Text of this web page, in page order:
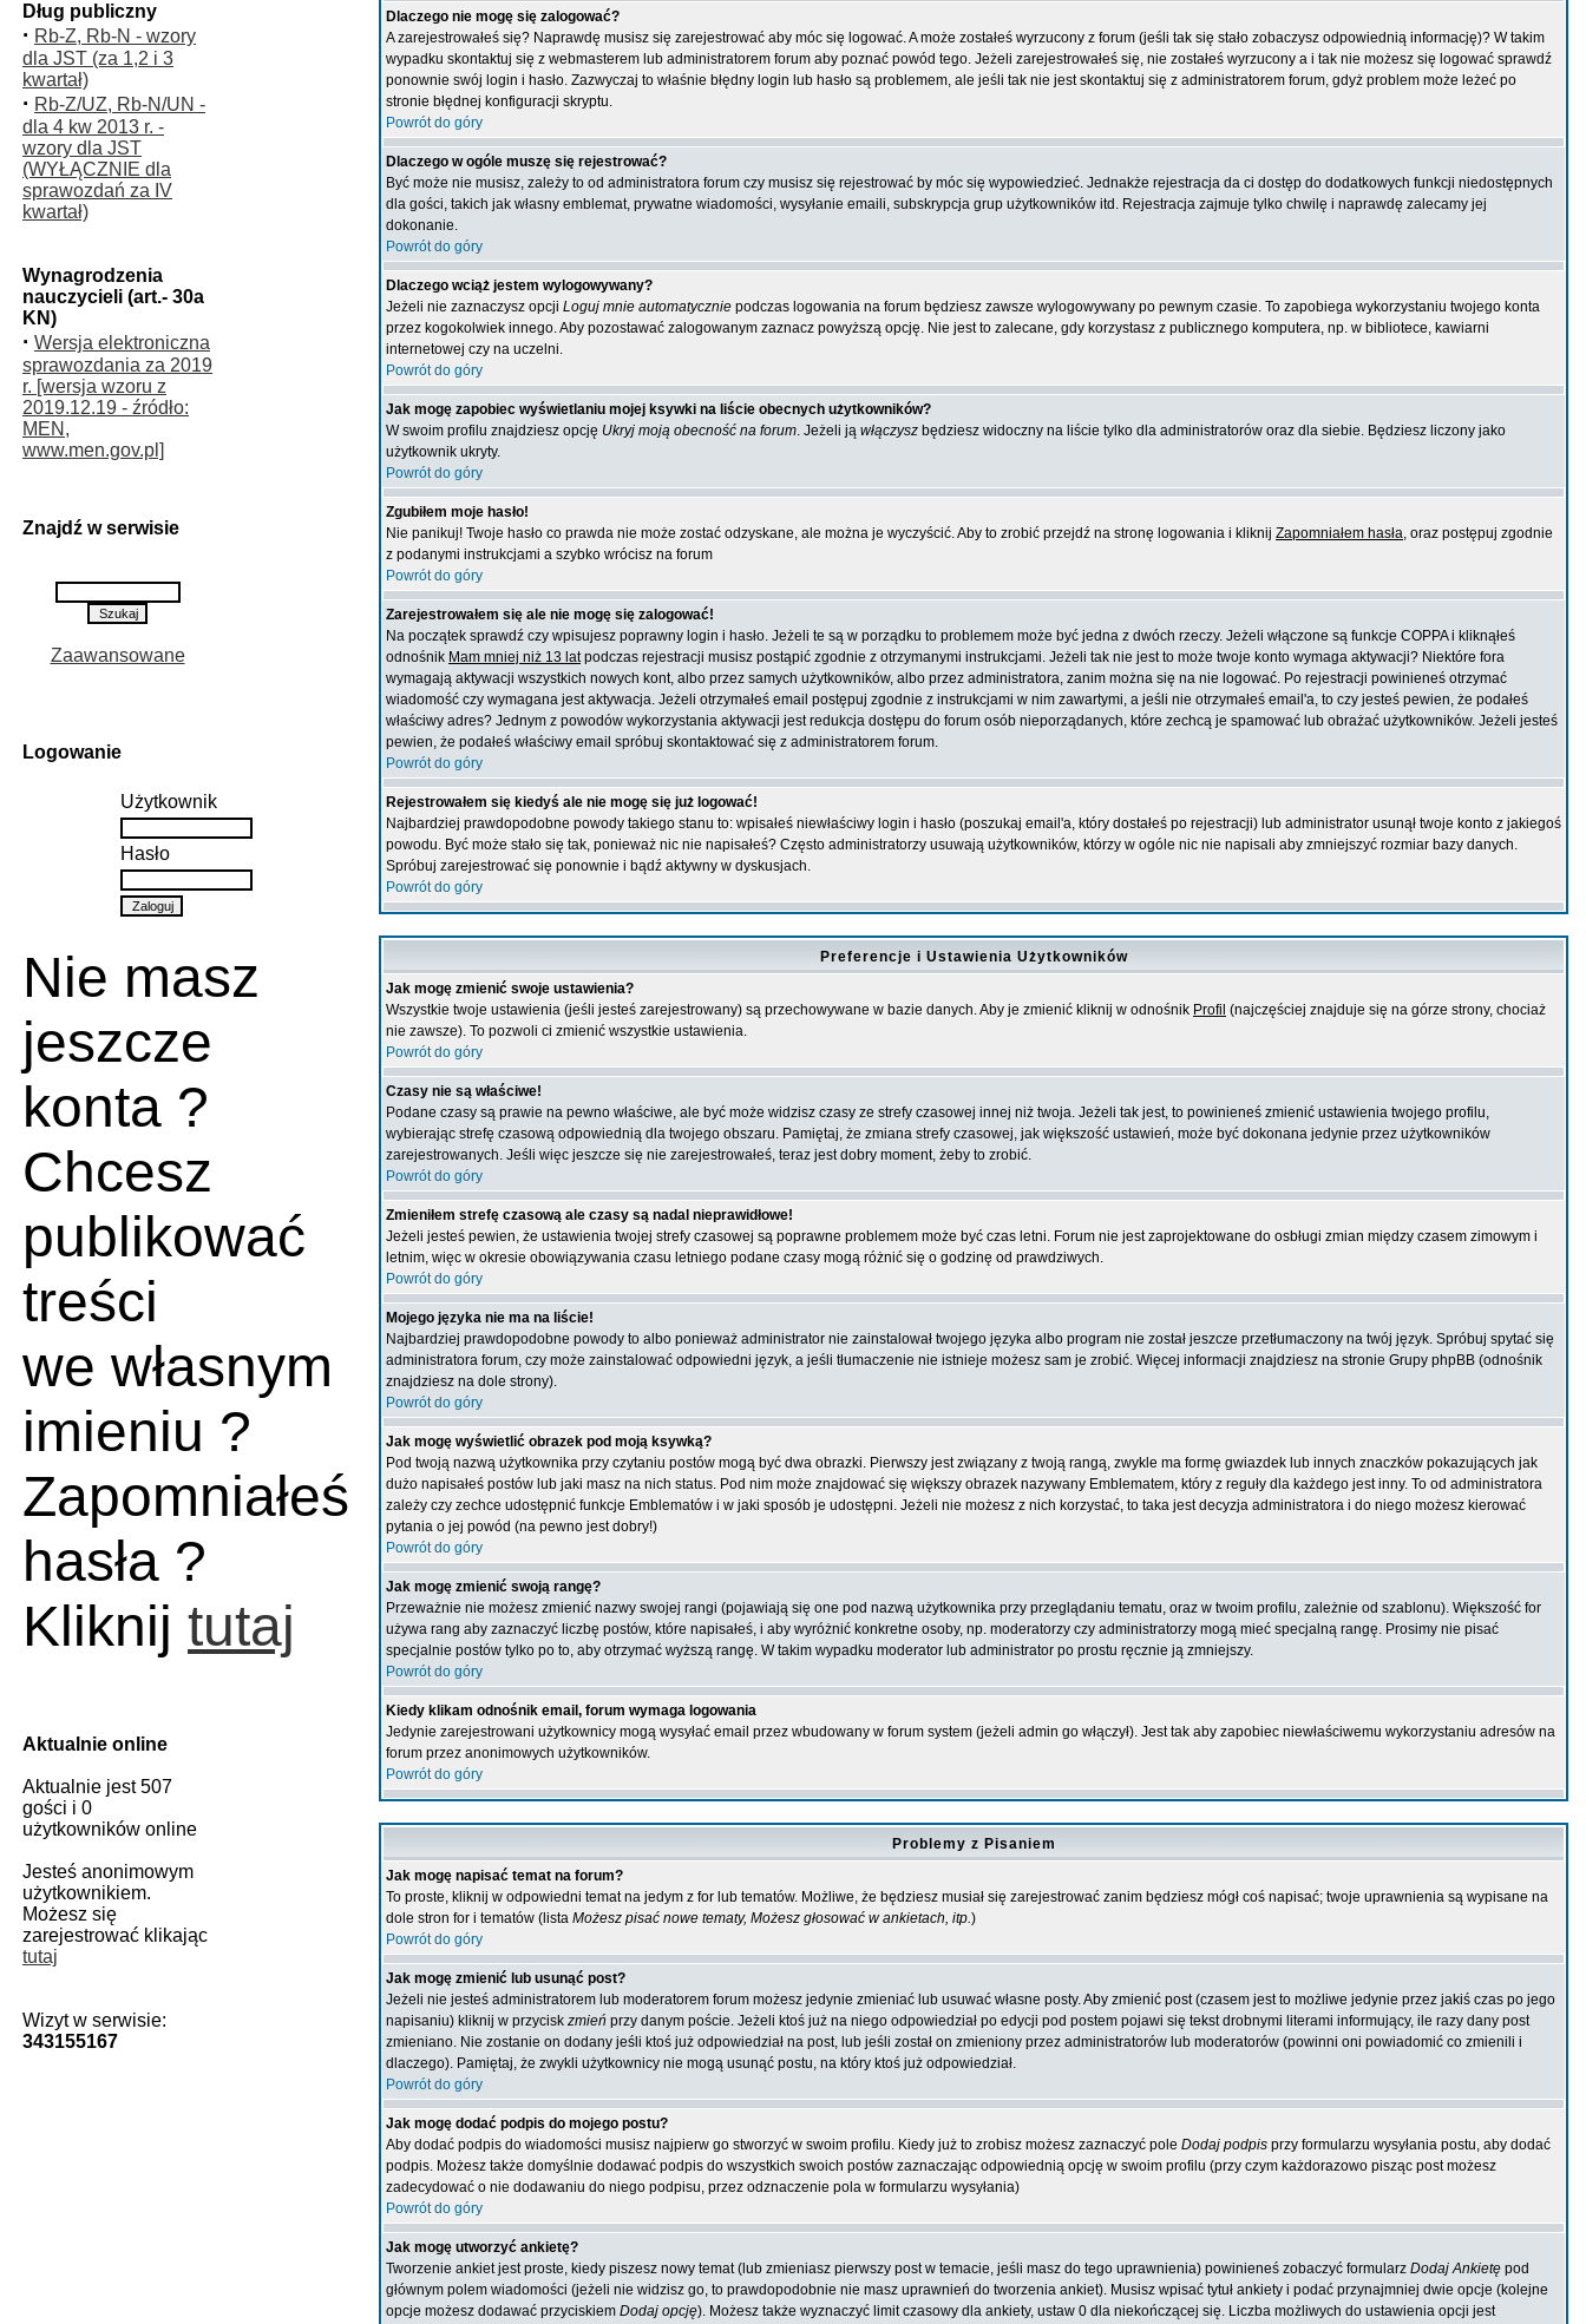
Dług publiczny
· Rb-Z, Rb-N - wzory
dla JST (za 1,2 i 3
kwartał)
· Rb-Z/UZ, Rb-N/UN -
dla 4 kw 2013 r. -
wzory dla JST
(WYŁĄCZNIE dla
sprawozdań za IV
kwartał)
Wynagrodzenia
nauczycieli (art.- 30a
KN)
· Wersja elektroniczna
sprawozdania za 2019
r. [wersja wzoru z
2019.12.19 - źródło:
MEN,
www.men.gov.pl]
Znajdź w serwisie
Zaawansowane
Logowanie
Użytkownik
Hasło
Nie masz
jeszcze
konta ?
Chcesz
publikować
treści
we własnym
imieniu ?
Zapomniałeś
hasła ?
Kliknij tutaj
Aktualnie online
Aktualnie jest 507
gości i 0
użytkowników online
Jesteś anonimowym
użytkownikiem.
Możesz się
zarejestrować klikając
tutaj
Wizyt w serwisie:
343155167
Dlaczego nie mogę się zalogować?
A zarejestrowałeś się? Naprawdę musisz się zarejestrować aby móc się logować. A może zostałeś wyrzucony z forum (jeśli tak się stało zobaczysz odpowiednią informację)? W takim
wypadku skontaktuj się z webmasterem lub administratorem forum aby poznać powód tego. Jeżeli zarejestrowałeś się, nie zostałeś wyrzucony a i tak nie możesz się logować sprawdź
ponownie swój login i hasło. Zazwyczaj to właśnie błędny login lub hasło są problemem, ale jeśli tak nie jest skontaktuj się z administratorem forum, gdyż problem może leżeć po
stronie błędnej konfiguracji skryptu.
Powrót do góry
Dlaczego w ogóle muszę się rejestrować?
Być może nie musisz, zależy to od administratora forum czy musisz się rejestrować by móc się wypowiedzieć. Jednakże rejestracja da ci dostęp do dodatkowych funkcji niedostępnych
dla gości, takich jak własny emblemat, prywatne wiadomości, wysyłanie emaili, subskrypcja grup użytkowników itd. Rejestracja zajmuje tylko chwilę i naprawdę zalecamy jej
dokonanie.
Powrót do góry
Dlaczego wciąż jestem wylogowywany?
Jeżeli nie zaznaczysz opcji Loguj mnie automatycznie podczas logowania na forum będziesz zawsze wylogowywany po pewnym czasie. To zapobiega wykorzystaniu twojego konta
przez kogokolwiek innego. Aby pozostawać zalogowanym zaznacz powyższą opcję. Nie jest to zalecane, gdy korzystasz z publicznego komputera, np. w bibliotece, kawiarni
internetowej czy na uczelni.
Powrót do góry
Jak mogę zapobiec wyświetlaniu mojej ksywki na liście obecnych użytkowników?
W swoim profilu znajdziesz opcję Ukryj moją obecność na forum. Jeżeli ją włączysz będziesz widoczny na liście tylko dla administratorów oraz dla siebie. Będziesz liczony jako
użytkownik ukryty.
Powrót do góry
Zgubiłem moje hasło!
Nie panikuj! Twoje hasło co prawda nie może zostać odzyskane, ale można je wyczyścić. Aby to zrobić przejdź na stronę logowania i kliknij Zapomniałem hasła, oraz postępuj zgodnie
z podanymi instrukcjami a szybko wrócisz na forum
Powrót do góry
Zarejestrowałem się ale nie mogę się zalogować!
Na początek sprawdź czy wpisujesz poprawny login i hasło. Jeżeli te są w porządku to problemem może być jedna z dwóch rzeczy. Jeżeli włączone są funkcje COPPA i kliknąłeś
odnośnik Mam mniej niż 13 latpodczas rejestracji musisz postąpić zgodnie z otrzymanymi instrukcjami. Jeżeli tak nie jest to może twoje konto wymaga aktywacji? Niektóre fora
wymagają aktywacji wszystkich nowych kont, albo przez samych użytkowników, albo przez administratora, zanim można się na nie logować. Po rejestracji powinieneś otrzymać
wiadomość czy wymagana jest aktywacja. Jeżeli otrzymałeś email postępuj zgodnie z instrukcjami w nim zawartymi, a jeśli nie otrzymałeś email'a, to czy jesteś pewien, że podałeś
właściwy adres? Jednym z powodów wykorzystania aktywacji jest redukcja dostępu do forum osób nieporządanych, które zechcą je spamować lub obrażać użytkowników. Jeżeli jesteś
pewien, że podałeś właściwy email spróbuj skontaktować się z administratorem forum.
Powrót do góry
Rejestrowałem się kiedyś ale nie mogę się już logować!
Najbardziej prawdopodobne powody takiego stanu to: wpisałeś niewłaściwy login i hasło (poszukaj email'a, który dostałeś po rejestracji) lub administrator usunął twoje konto z jakiegoś
powodu. Być może stało się tak, ponieważ nic nie napisałeś? Często administratorzy usuwają użytkowników, którzy w ogóle nic nie napisali aby zmniejszyć rozmiar bazy danych.
Spróbuj zarejestrować się ponownie i bądź aktywny w dyskusjach.
Powrót do góry
Preferencje i Ustawienia Użytkowników
Jak mogę zmienić swoje ustawienia?
Wszystkie twoje ustawienia (jeśli jesteś zarejestrowany) są przechowywane w bazie danych. Aby je zmienić kliknij w odnośnik Profil (najczęściej znajduje się na górze strony, chociaż
nie zawsze). To pozwoli ci zmienić wszystkie ustawienia.
Powrót do góry
Czasy nie są właściwe!
Podane czasy są prawie na pewno właściwe, ale być może widzisz czasy ze strefy czasowej innej niż twoja. Jeżeli tak jest, to powinieneś zmienić ustawienia twojego profilu,
wybierając strefę czasową odpowiednią dla twojego obszaru. Pamiętaj, że zmiana strefy czasowej, jak większość ustawień, może być dokonana jedynie przez użytkowników
zarejestrowanych. Jeśli więc jeszcze się nie zarejestrowałeś, teraz jest dobry moment, żeby to zrobić.
Powrót do góry
Zmieniłem strefę czasową ale czasy są nadal nieprawidłowe!
Jeżeli jesteś pewien, że ustawienia twojej strefy czasowej są poprawne problemem może być czas letni. Forum nie jest zaprojektowane do osbługi zmian między czasem zimowym i
letnim, więc w okresie obowiązywania czasu letniego podane czasy mogą różnić się o godzinę od prawdziwych.
Powrót do góry
Mojego języka nie ma na liście!
Najbardziej prawdopodobne powody to albo ponieważ administrator nie zainstalował twojego języka albo program nie został jeszcze przetłumaczony na twój język. Spróbuj spytać się
administratora forum, czy może zainstalować odpowiedni język, a jeśli tłumaczenie nie istnieje możesz sam je zrobić. Więcej informacji znajdziesz na stronie Grupy phpBB (odnośnik
znajdziesz na dole strony).
Powrót do góry
Jak mogę wyświetlić obrazek pod moją ksywką?
Pod twoją nazwą użytkownika przy czytaniu postów mogą być dwa obrazki. Pierwszy jest związany z twoją rangą, zwykle ma formę gwiazdek lub innych znaczków pokazujących jak
dużo napisałeś postów lub jaki masz na nich status. Pod nim może znajdować się większy obrazek nazywany Emblematem, który z reguły dla każdego jest inny. To od administratora
zależy czy zechce udostępnić funkcje Emblematów i w jaki sposób je udostępni. Jeżeli nie możesz z nich korzystać, to taka jest decyzja administratora i do niego możesz kierować
pytania o jej powód (na pewno jest dobry!)
Powrót do góry
Jak mogę zmienić swoją rangę?
Przeważnie nie możesz zmienić nazwy swojej rangi (pojawiają się one pod nazwą użytkownika przy przeglądaniu tematu, oraz w twoim profilu, zależnie od szablonu). Większość for
używa rang aby zaznaczyć liczbę postów, które napisałeś, i aby wyróżnić konkretne osoby, np. moderatorzy czy administratorzy mogą mieć specjalną rangę. Prosimy nie pisać
specjalnie postów tylko po to, aby otrzymać wyższą rangę. W takim wypadku moderator lub administrator po prostu ręcznie ją zmniejszy.
Powrót do góry
Kiedy klikam odnośnik email, forum wymaga logowania
Jedynie zarejestrowani użytkownicy mogą wysyłać email przez wbudowany w forum system (jeżeli admin go włączył). Jest tak aby zapobiec niewłaściwemu wykorzystaniu adresów na
forum przez anonimowych użytkowników.
Powrót do góry
Problemy z Pisaniem
Jak mogę napisać temat na forum?
To proste, kliknij w odpowiedni temat na jedym z for lub tematów. Możliwe, że będziesz musiał się zarejestrować zanim będziesz mógł coś napisać; twoje uprawnienia są wypisane na
dole stron for i tematów (lista Możesz pisać nowe tematy, Możesz głosować w ankietach, itp.)
Powrót do góry
Jak mogę zmienić lub usunąć post?
Jeżeli nie jesteś administratorem lub moderatorem forum możesz jedynie zmieniać lub usuwać własne posty. Aby zmienić post (czasem jest to możliwe jedynie przez jakiś czas po jego
napisaniu) kliknij w przycisk zmień przy danym poście. Jeżeli ktoś już na niego odpowiedział po edycji pod postem pojawi się tekst drobnymi literami informujący, ile razy dany post
zmieniano. Nie zostanie on dodany jeśli ktoś już odpowiedział na post, lub jeśli został on zmieniony przez administratorów lub moderatorów (powinni oni powiadomić co zmienili i
dlaczego). Pamiętaj, że zwykli użytkownicy nie mogą usunąć postu, na który ktoś już odpowiedział.
Powrót do góry
Jak mogę dodać podpis do mojego postu?
Aby dodać podpis do wiadomości musisz najpierw go stworzyć w swoim profilu. Kiedy już to zrobisz możesz zaznaczyć pole Dodaj podpis przy formularzu wysyłania postu, aby dodać
podpis. Możesz także domyślnie dodawać podpis do wszystkich swoich postów zaznaczając odpowiednią opcję w swoim profilu (przy czym każdorazowo pisząc post możesz
zadecydować o nie dodawaniu do niego podpisu, przez odznaczenie pola w formularzu wysyłania)
Powrót do góry
Jak mogę utworzyć ankietę?
Tworzenie ankiet jest proste, kiedy piszesz nowy temat (lub zmieniasz pierwszy post w temacie, jeśli masz do tego uprawnienia) powinieneś zobaczyć formularz Dodaj Ankietę pod
głównym polem wiadomości (jeżeli nie widzisz go, to prawdopodobnie nie masz uprawnień do tworzenia ankiet). Musisz wpisać tytuł ankiety i podać przynajmniej dwie opcje (kolejne
opcje możesz dodawać przyciskiem Dodaj opcję). Możesz także wyznaczyć limit czasowy dla ankiety, ustaw 0 dla niekończącej się. Liczba możliwych do ustawienia opcji jest